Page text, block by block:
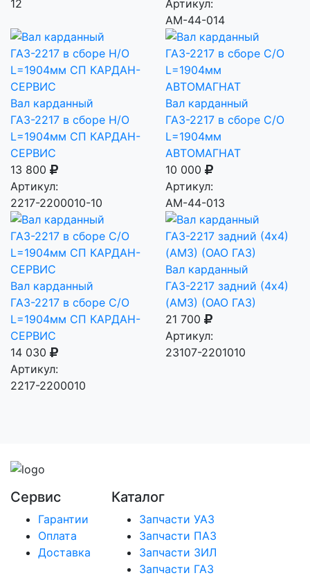
12
Артикул:
AM-44-014
Вал карданный
ГАЗ-2217 в сборе Н/О
L=1904мм СП КАРДАН-
СЕРВИС
13 800
Артикул:
2217-2200010-10
Вал карданный
ГАЗ-2217 в сборе С/О
L=1904мм
АВТОМАГНАТ
10 000
Артикул:
AM-44-013
Вал карданный
ГАЗ-2217 в сборе С/О
L=1904мм СП КАРДАН-
СЕРВИС
14 030
Артикул:
2217-2200010
Вал карданный
ГАЗ-2217 задний (4х4)
(АМЗ) (ОАО ГАЗ)
21 700
Артикул:
23107-2201010
Сервис
Гарантии
Оплата
Доставка
Каталог
Запчасти УАЗ
Запчасти ПАЗ
Запчасти ЗИЛ
Запчасти ГАЗ